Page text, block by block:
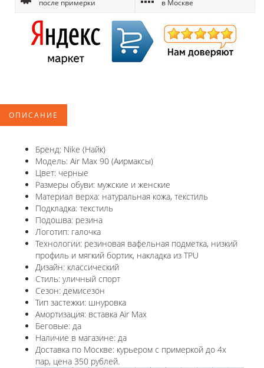
после примерки
в Москве
ОПИСАНИЕ
Бренд: Nike (Найк)
Модель: Air Max 90 (Аирмаксы)
Цвет: черные
Размеры обуви: мужские и женские
Материал верха: натуральная кожа, текстиль
Подкладка: текстиль
Подошва: резина
Логотип: галочка
Технологии: резиновая вафельная подметка, низкий
профиль и мягкий бортик, накладка из TPU
Дизайн: классический
Стиль: уличный спорт
Сезон: демисезон
Тип застежки: шнуровка
Амортизация: вставка Air Max
Беговые: да
Наличие в магазине: да
Доставка по Москве: курьером с примеркой до 4х
пар, цена 350 рублей.